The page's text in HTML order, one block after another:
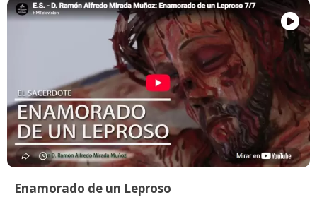
Enamorado de un Leproso